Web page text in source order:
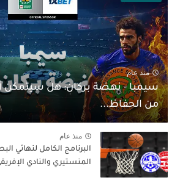
منذ عام
سيمبا - نهضة بركان: هل سيتمكن
من الحفاظ...
منذ عام
البرنامج الكامل لنهائي
المنستيري والنادي